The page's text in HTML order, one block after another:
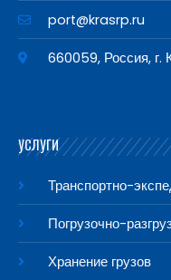
port@krasrp.ru
660059, Россия, г.
УСЛУГИ
Транспортно-
Погрузочно-
Хранение грузов